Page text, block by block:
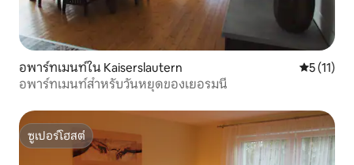
อพาร์ทเมนท์ใน Kaiserslautern คะแนนเฉ
5 (11)
อพาร์ทเมนท์สำหรับวันหยุดของเยอรมนี
ซูเปอร์โฮสต์
ซูเปอร์โฮสต์